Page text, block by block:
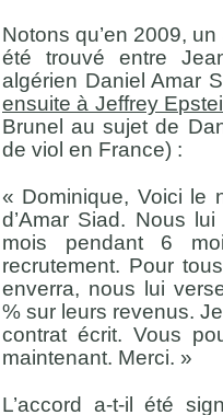
Notons qu’en 2009,
été trouvé entre
algérien Daniel Amar
ensuite à Jeffrey
Brunel au sujet de
de viol en France) :
« Dominique, Voici le
d’Amar Siad. Nous
mois pendant 6
recrutement. Pour
enverra, nous lui
% sur leurs revenus.
contrat écrit. Vous
maintenant. Merci. »
L’accord a-t-il été